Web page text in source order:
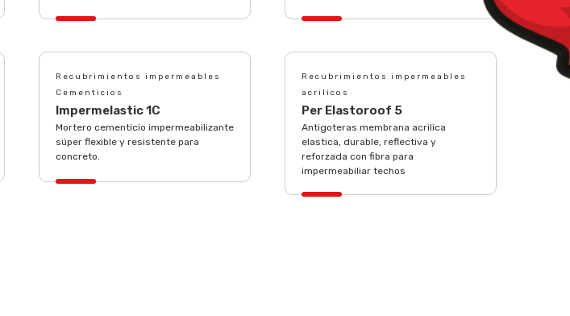
Recubrimientos impermeables
Cementicios
Impermelastic 1C
Mortero cementicio impermeabilizante
súper flexible y resistente para
concreto.
Recubrimientos impermeables
acrilicos
Per Elastoroof 5
Antigoteras membrana acrilica
elastica, durable, reflectiva y
reforzada con fibra para
impermeabiliar techos